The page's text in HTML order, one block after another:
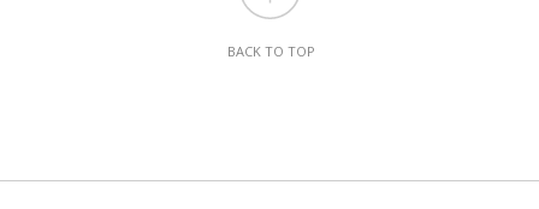
BACK TO TOP